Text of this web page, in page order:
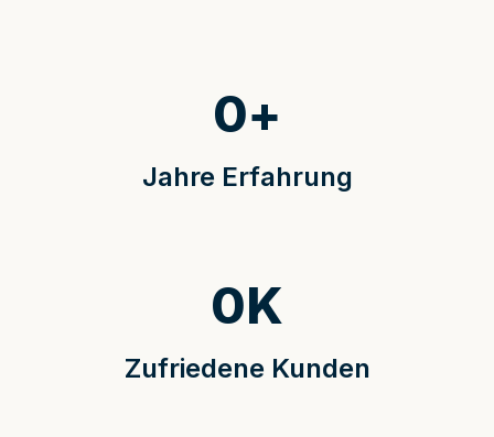
Jahre Erfahrung
0+
Zufriedene Kunden
0K